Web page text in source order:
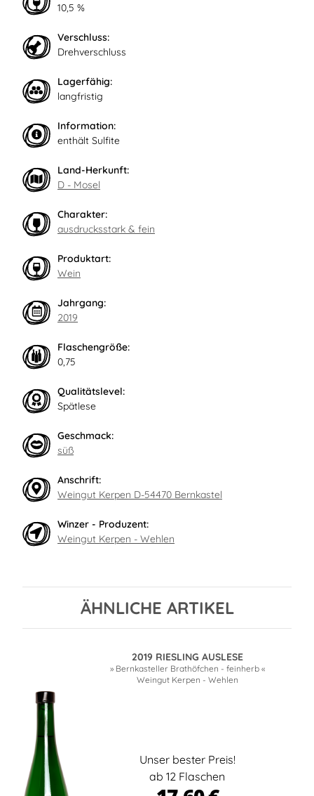
10,5 %
Verschluss:
Drehverschluss
Lagerfähig:
langfristig
Information:
enthält Sulfite
Land-Herkunft:
D - Mosel
Charakter:
ausdrucksstark & fein
Produktart:
Wein
Jahrgang:
2019
Flaschengröße:
0,75
Qualitätslevel:
Spätlese
Geschmack:
süß
Anschrift:
Weingut Kerpen D-54470 Bernkastel
Winzer - Produzent:
Weingut Kerpen - Wehlen
ÄHNLICHE ARTIKEL
2019 RIESLING AUSLESE
» Bernkasteller Brathöfchen - feinherb «
Weingut Kerpen - Wehlen
Unser bester Preis!
ab 12 Flaschen